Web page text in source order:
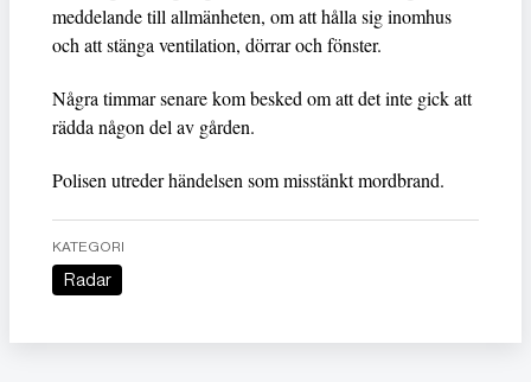
meddelande till allmänheten, om att hålla sig inomhus
och att stänga ventilation, dörrar och fönster.
Några timmar senare kom besked om att det inte gick att
rädda någon del av gården.
Polisen utreder händelsen som misstänkt mordbrand.
KATEGORI
Radar